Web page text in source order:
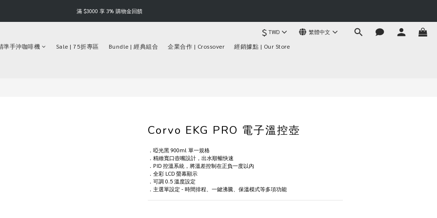
Happy Father's Day | 88 折起
滿 $3000 享 3% 購物金回饋
$ TWD 繁體中文
準手沖咖啡機 Sale | 75折專區 Bundle | 經典組合 企業合作 | Crossover 經銷據點 | Our Store
Corvo EKG PRO 電子溫控壺
．啞光黑 900ml 單一規格
．精緻寬口壺嘴設計，出水順暢快速
．PID 控溫系統，將溫差控制在正負一度以內
．全彩 LCD 螢幕顯示
．可調 0.5 溫度設定
．主選單設定 - 時間排程、一鍵沸騰、保溫模式等多項功能
立即購買